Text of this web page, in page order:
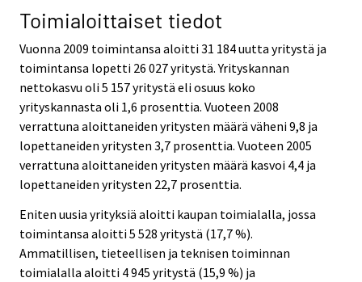
Toimialoittaiset tiedot
Vuonna 2009 toimintansa aloitti 31 184 uutta yritystä ja
toimintansa lopetti 26 027 yritystä. Yrityskannan
nettokasvu oli 5 157 yritystä eli osuus koko
yrityskannasta oli 1,6 prosenttia. Vuoteen 2008
verrattuna aloittaneiden yritysten määrä väheni 9,8 ja
lopettaneiden yritysten 3,7 prosenttia. Vuoteen 2005
verrattuna aloittaneiden yritysten määrä kasvoi 4,4 ja
lopettaneiden yritysten 22,7 prosenttia.
Eniten uusia yrityksiä aloitti kaupan toimialalla, jossa
toimintansa aloitti 5 528 yritystä (17,7 %).
Ammatillisen, tieteellisen ja teknisen toiminnan
toimialalla aloitti 4 945 yritystä (15,9 %) ja